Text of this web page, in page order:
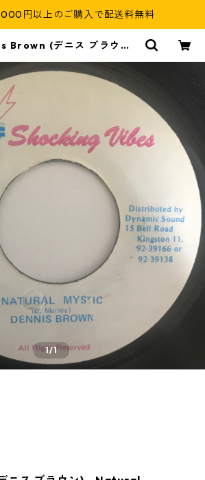
円以上のご購入で配送料無料
Brown (デニス ブラウン)
Jamaican Soul
1/1